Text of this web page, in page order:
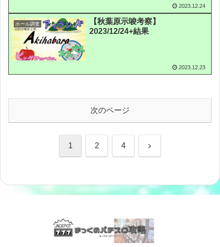
2023.12.24
ホール調査
【秋葉原示唆考察】
2023/12/24+結果
2023.12.23
次のページ
1 2 4 次